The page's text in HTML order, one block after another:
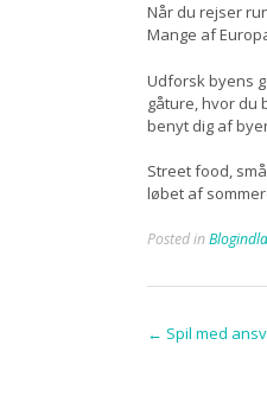
Når du rejser
Mange af
Udforsk byens
gåture, hvor du
benyt dig af
Street food,
løbet af
Posted in
Post
← Spil med